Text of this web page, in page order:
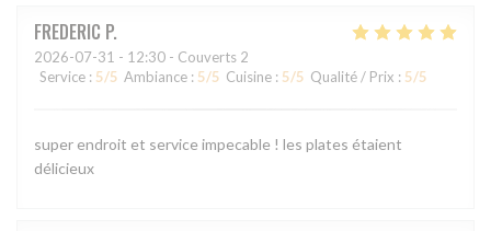
FREDERIC P
2026-07-31 - 12:30 - Couverts 2
Service : 5/5 Ambiance : 5/5 Cuisine : 5/5 Qualité / Prix : 5/5
super endroit et service impecable ! les plates étaient
délicieux